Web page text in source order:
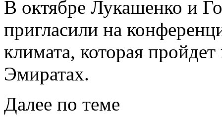
В октябре Лукашенко и
пригласили на
климата, которая
Эмиратах.
Далее по теме